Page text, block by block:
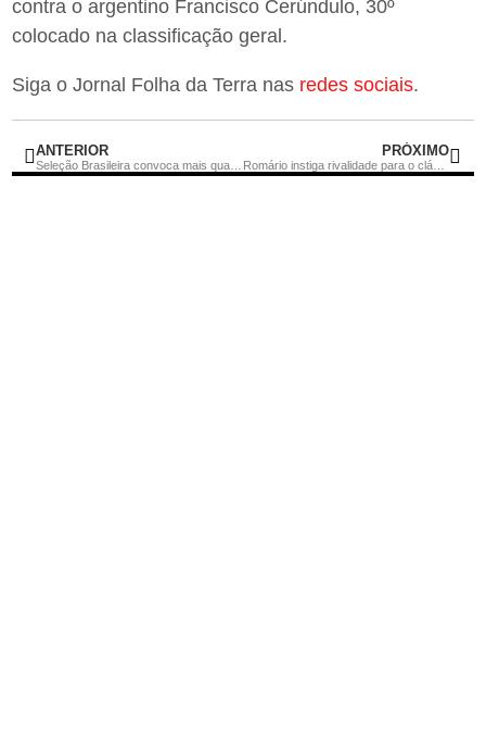
contra o argentino Francisco Cerúndulo, 30º
colocado na classificação geral.
Siga o Jornal Folha da Terra nas redes sociais.
ANTERIOR
Seleção Brasileira convoca mais quatro jogadores após cortes
PRÓXIMO
Romário instiga rivalidade para o clássico Brasil x Argentina